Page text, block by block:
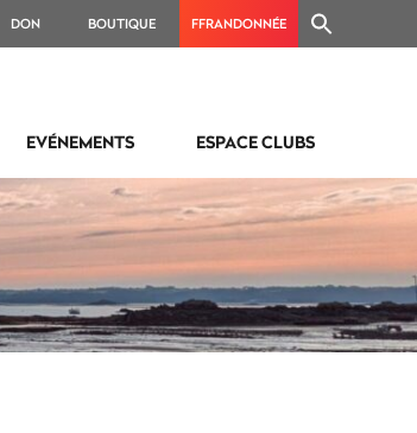
DON BOUTIQUE FFRANDONNÉE
EVÉNEMENTS ESPACE CLUBS